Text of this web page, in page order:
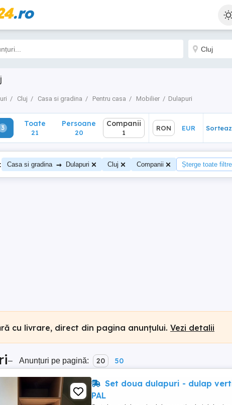
.ro
Cluj Casa si gradina Pentru casa Mobilier Dulapuri
Toate
21
Sortează
3 Toate
21
Persoane
20
Companii
1
RON EUR
Casa si gradina → Dulapuri Cluj Companii Șterge toate
cu livrare, direct din pagina anunțului. Vezi detalii
– Anunțuri pe pagină: 20 50
Set doua dulapuri - dulap
PAL